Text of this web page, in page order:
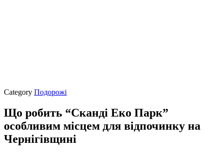
Category Подорожі
Що робить “Сканді Еко Парк”
особливим місцем для відпочинку на
Чернігівщині